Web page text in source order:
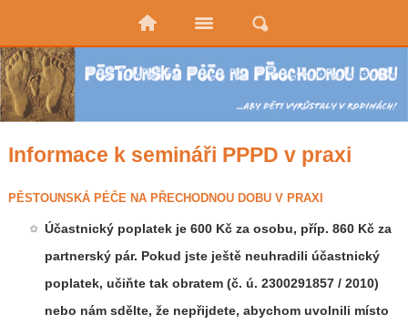
Informace k semináři PPPD v praxi
PĚSTOUNSKÁ PÉČE NA PŘECHODNOU DOBU V PRAXI
Účastnický poplatek je 600 Kč za osobu, příp. 860 Kč za
partnerský pár. Pokud jste ještě neuhradili účastnický
poplatek, učiňte tak obratem (č. ú. 2300291857 / 2010)
nebo nám sdělte, že nepřijdete, abychom uvolnili místo